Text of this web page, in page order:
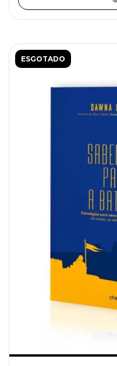
ESGOTADO